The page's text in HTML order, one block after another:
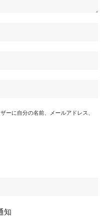
ーに自分の名前、メールアドレス、
知